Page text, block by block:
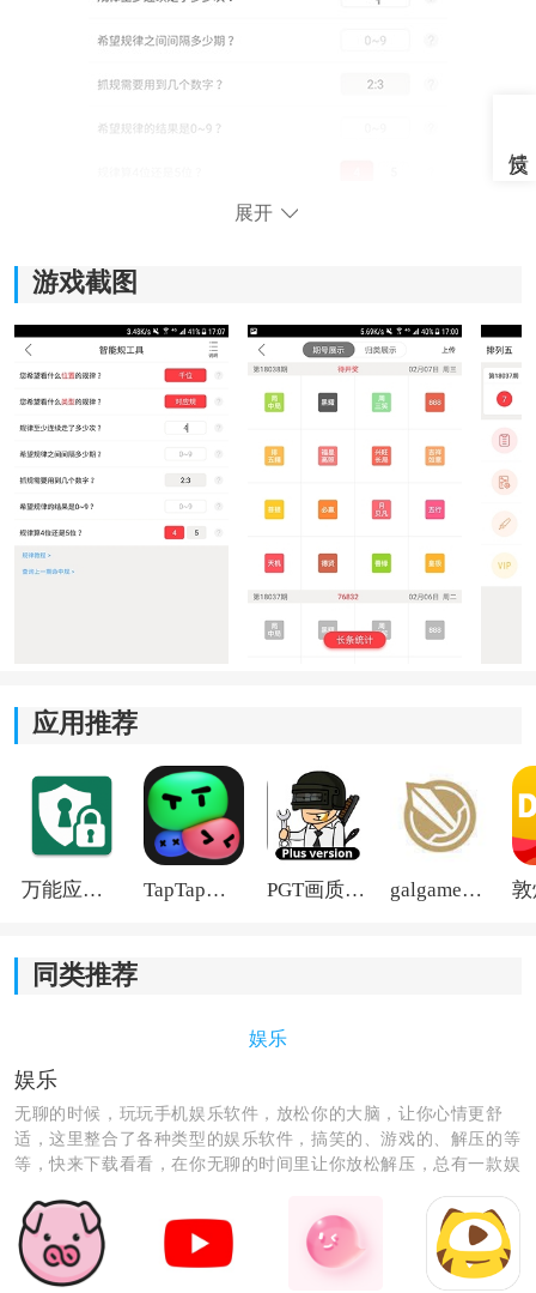
热门版本介绍：
拾柴排列五app官方-拾柴排列五奖表-拾柴排列五最新版
本-拾柴排列五更新版-点击进入
软件功能
时间范围进行检索。需要查看近期变化时可以快速定
位，需要翻阅较早记录时同样能够轻松找到对应资料。
2、多维统计工具
平台提供多种统计方式，不同维度的数据会以独立形式
展示。用户能够根据自己的需求选择对应模块，对不同
3、图表查看模块
通过可视化方式展示相关数据变化，让原本复杂的数字
帮助用户更快掌握整体情况。
4、个人记录保存
支持收藏重要内容并添加备注信息，方便后续回看和整
理。对于经常需要保存资料的人来说，这项功能能够节
省大量重复整理时间。
展开
游戏截图
应用推荐
万能应用隐藏 TapTap国际版2026 PGT画质助手旧版 galgame游戏盒子2026
同类推荐
娱乐
娱乐
无聊的时候，玩玩手机娱乐软件，放松你的大脑，让你心情更舒
适，这里整合了各种类型的娱乐软件，搞笑的、游戏的、解压的等
等，快来下载看看，在你无聊的时间里让你放松解压，总有一款娱